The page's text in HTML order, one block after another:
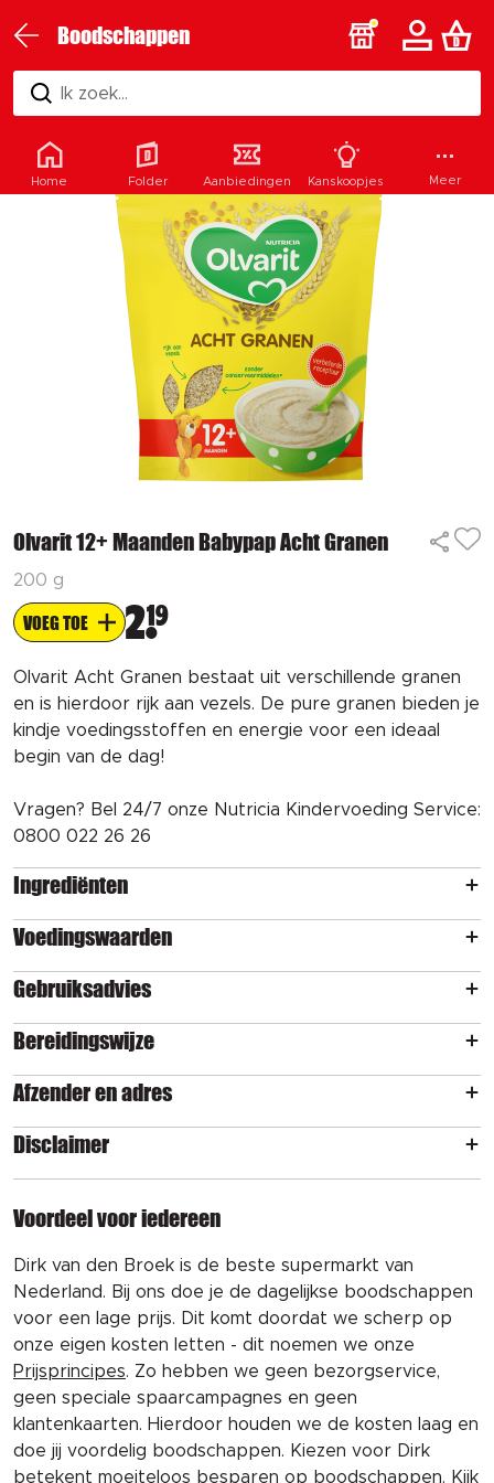
Boodschappen
Ik zoek...
Olvarit 12+ Maanden Babypap Acht Granen
200 g
VOEG TOE 219
Olvarit Acht Granen bestaat uit verschillende granen
en is hierdoor rijk aan vezels. De pure granen bieden je
kindje voedingsstoffen en energie voor een ideaal
begin van de dag!
Vragen? Bel 24/7 onze Nutricia Kindervoeding Service:
0800 022 26 26
Ingrediënten
Voedingswaarden
Gebruiksadvies
Bereidingswijze
Afzender en adres
Disclaimer
Voordeel voor iedereen
Dirk van den Broek is de beste supermarkt van
Nederland. Bij ons doe je de dagelijkse boodschappen
voor een lage prijs. Dit komt doordat we scherp op
onze eigen kosten letten - dit noemen we onze
Prijsprincipes. Zo hebben we geen bezorgservice,
geen speciale spaarcampagnes en geen
klantenkaarten. Hierdoor houden we de kosten laag en
doe jij voordelig boodschappen. Kiezen voor Dirk
betekent moeiteloos besparen op boodschappen. Kijk
Home Folder Aanbiedingen Kanskoopjes Meer